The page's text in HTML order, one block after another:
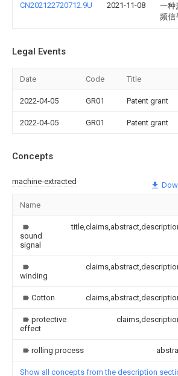
CN202122720712.9U 2021-11-08
一种
频信
Legal Events
Date Code Title
2022-04-05 GR01 Patent grant
2022-04-05 GR01 Patent grant
Concepts
machine-extracted
Name
sound
signal
winding
Cotton
protective
effect
rolling process
Show all concepts from the description